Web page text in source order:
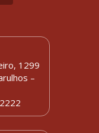
1299
–